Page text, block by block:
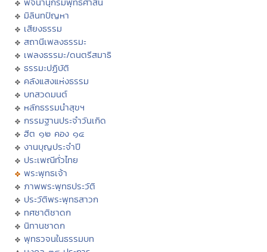
มิลินทปัญหา
เสียงธรรม
สถานีเพลงธรรมะ
เพลงธรรมะ/ดนตรีสมาธิ
ธรรมะปฏิบัติ
คลังแสงแห่งธรรม
บทสวดมนต์
หลักธรรมนำสุขฯ
กรรมฐานประจำวันเกิด
ฮีต ๑๒ คอง ๑๔
งานบุญประจำปี
ประเพณีทั่วไทย
พระพุทธเจ้า
ภาพพระพุทธประวัติ
ประวัติพระพุทธสาวก
ทศชาติชาดก
นิทานชาดก
พุทธวจนในธรรมบท